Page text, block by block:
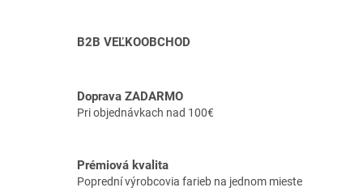
B2B VEĽKOOBCHOD
Doprava ZADARMO
Pri objednávkach nad 100€
Prémiová kvalita
Poprední výrobcovia farieb na jednom mieste